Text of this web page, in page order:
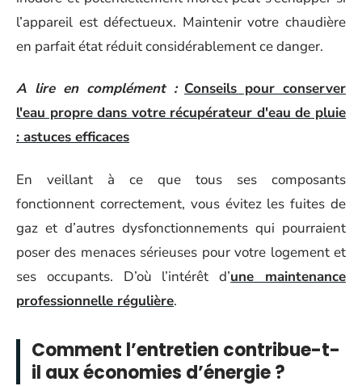
l’appareil est défectueux. Maintenir votre chaudière
en parfait état réduit considérablement ce danger.
A lire en complément : Conseils pour conserver
l'eau propre dans votre récupérateur d'eau de pluie
: astuces efficaces
En veillant à ce que tous ses composants
fonctionnent correctement, vous évitez les fuites de
gaz et d’autres dysfonctionnements qui pourraient
poser des menaces sérieuses pour votre logement et
ses occupants. D’où l’intérêt d’une maintenance
professionnelle régulière.
Comment l’entretien contribue-t-
il aux économies d’énergie ?